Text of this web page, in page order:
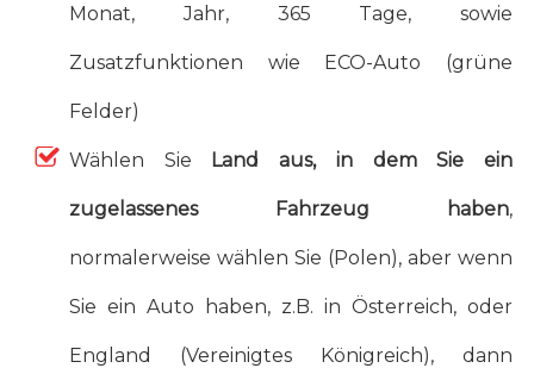
Monat, Jahr, 365 Tage, sowie
Zusatzfunktionen wie ECO-Auto (grüne
Felder)
Wählen Sie Land aus, in dem Sie ein
zugelassenes Fahrzeug haben,
normalerweise wählen Sie (Polen), aber wenn
Sie ein Auto haben, z.B. in Österreich, oder
England (Vereinigtes Königreich), dann